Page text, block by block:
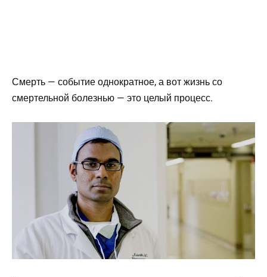
Смерть — событие однократное, а вот жизнь со
смертельной болезнью — это целый процесс.